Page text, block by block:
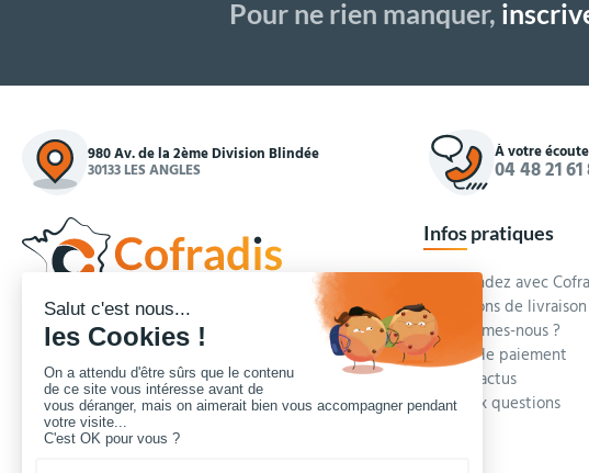
Pour ne rien manquer,
980 Av. de la 2ème Division Blindée
30133 LES ANGLES
À votre
04 48 21 61
Concepteur et fournisseur de mobilier urbain,
Cofradis répond aux besoins d'équipements des
services des collectivités locales, des entreprises
de travaux publics, lycées, écoles.
Nous contacter
Infos pratiques
Commandez avec
Conditions de livraison
Qui sommes-nous ?
Modes de paiement
Blog et actus
Foire aux questions